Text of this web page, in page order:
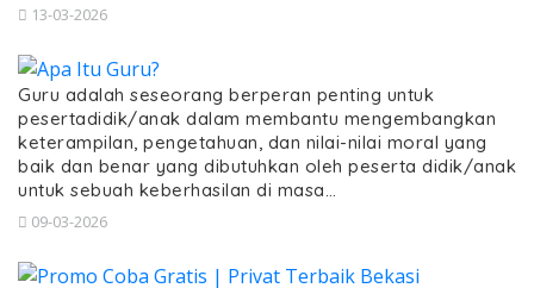
13-03-2026
Guru adalah seseorang berperan penting untuk
pesertadidik/anak dalam membantu mengembangkan
keterampilan, pengetahuan, dan nilai-nilai moral yang
baik dan benar yang dibutuhkan oleh peserta didik/anak
untuk sebuah keberhasilan di masa…
09-03-2026